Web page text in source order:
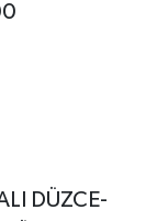
DÜZCE-